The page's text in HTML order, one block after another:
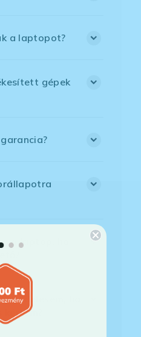
a laptopot?
gépek
a laptop, ha
rendelésem, ha